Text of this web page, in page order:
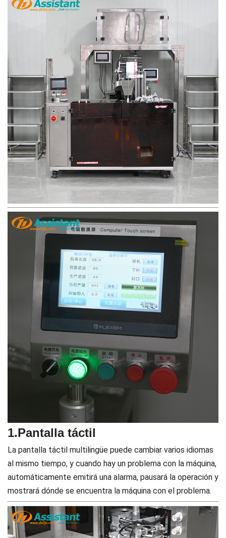
1.Pantalla táctil
La pantalla táctil multilingüe puede cambiar varios idiomas
al mismo tiempo, y cuando hay un problema con la máquina,
automáticamente emitirá una alarma, pausará la operación y
mostrará dónde se encuentra la máquina con el problema.